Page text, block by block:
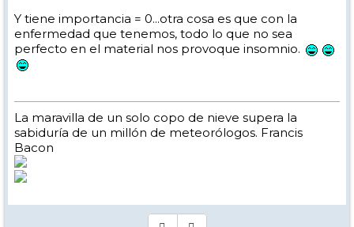
Y tiene importancia = 0...otra cosa es que con la
enfermedad que tenemos, todo lo que no sea
perfecto en el material nos provoque insomnio.
La maravilla de un solo copo de nieve supera la
sabiduría de un millón de meteorólogos. Francis
Bacon